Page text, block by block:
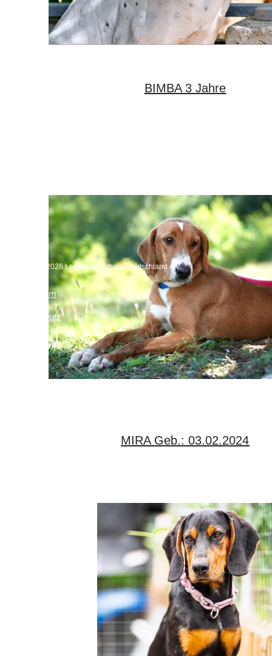
BIMBA 3 Jahre
MIRA Geb.: 03.02.2024
Copyright 2026 Laufhunderettung Deutschland e.V.
Impressum
Datenschutz